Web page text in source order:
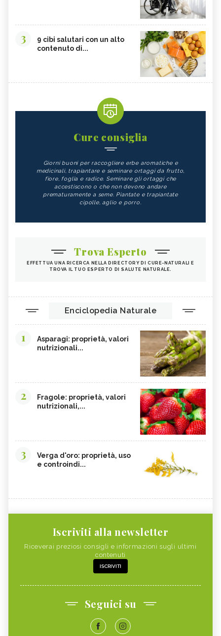
3
9 cibi salutari con un alto
contenuto di...
Cure consiglia
Giorni buoni per raccogliere erbe aromatiche e
medicinali, trapiantare e seminare ortaggi da frutto,
fiore, foglia e radice. Seminare gli ortaggi che
accestiscono o che non devono andare
prematuramente a seme. Piantate e trapiantate
cipolle, aglio e porro.
Trova Esperto
EFFETTUA UNA RICERCA NELLA DIRECTORY DI CURE-NATURALI E
TROVA IL TUO ESPERTO DI SALUTE NATURALE.
Enciclopedia Naturale
1
Asparagi: proprietà, valori
nutrizionali...
2
Fragole: proprietà, valori
nutrizionali,...
3
Verga d'oro: proprietà, uso
e controindi...
Iscriviti alla newsletter
Riceverai preziosi consigli e informazioni sugli ultimi
contenuti
ISCRIVITI
Seguici su